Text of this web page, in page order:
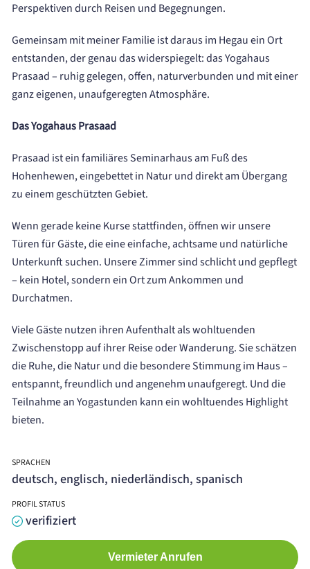
Perspektiven durch Reisen und Begegnungen.
Gemeinsam mit meiner Familie ist daraus im Hegau ein Ort
entstanden, der genau das widerspiegelt: das Yogahaus
Prasaad – ruhig gelegen, offen, naturverbunden und mit einer
ganz eigenen, unaufgeregten Atmosphäre.
Das Yogahaus Prasaad
Prasaad ist ein familiäres Seminarhaus am Fuß des
Hohenhewen, eingebettet in Natur und direkt am Übergang
zu einem geschützten Gebiet.
Wenn gerade keine Kurse stattfinden, öffnen wir unsere
Türen für Gäste, die eine einfache, achtsame und natürliche
Unterkunft suchen. Unsere Zimmer sind schlicht und gepflegt
– kein Hotel, sondern ein Ort zum Ankommen und
Durchatmen.
Viele Gäste nutzen ihren Aufenthalt als wohltuenden
Zwischenstopp auf ihrer Reise oder Wanderung. Sie schätzen
die Ruhe, die Natur und die besondere Stimmung im Haus –
entspannt, freundlich und angenehm unaufgeregt. Und die
Teilnahme an Yogastunden kann ein wohltuendes Highlight
bieten.
SPRACHEN
deutsch, englisch, niederländisch, spanisch
verifiziert
PROFIL STATUS
Vermieter Anrufen